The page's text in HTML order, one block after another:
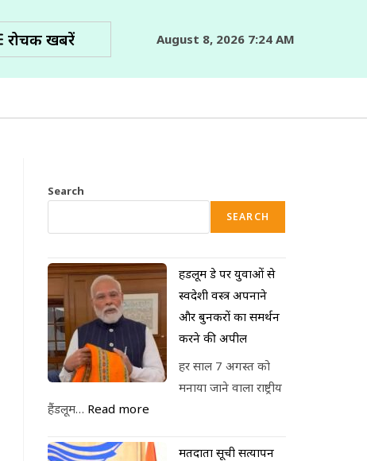
रोचक खबरें August 8, 2026 7:24 AM
Search
SEARCH
हैंडलूम डे पर युवाओं से
स्वदेशी वस्त्र अपनाने
और बुनकरों का समर्थन
करने की अपील
हर साल 7 अगस्त को
मनाया जाने वाला राष्ट्रीय
हैंडलूम… Read more
मतदाता सूची सत्यापन